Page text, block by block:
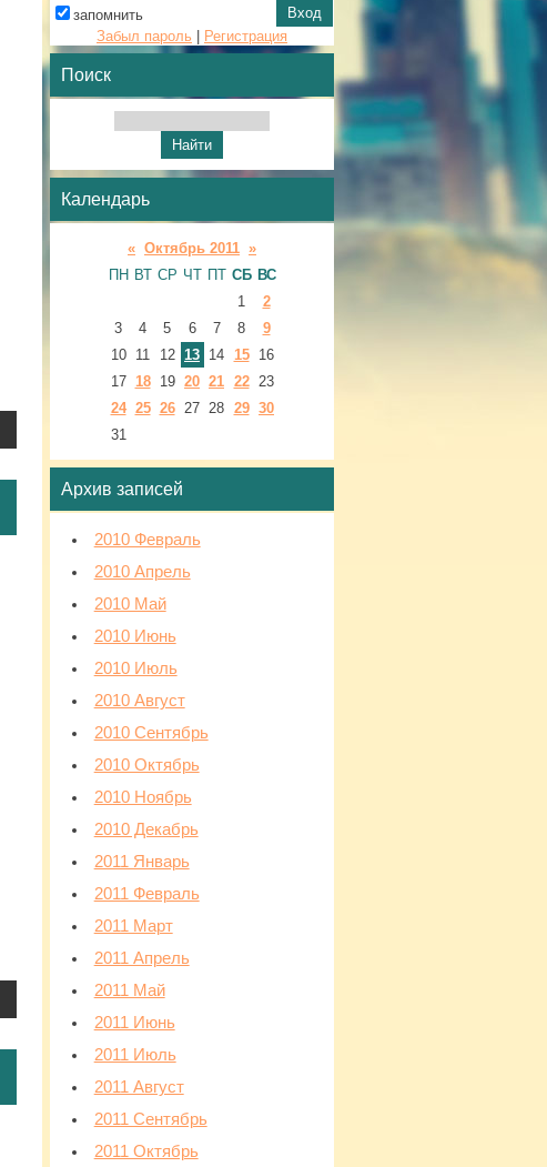
запомнить
Забыл пароль
Регистрация
Поиск
Календарь
« Октябрь 2011 »
ПН ВТ СР ЧТ ПТ СБ ВС
1
2
3
4 5 6 7 8
9
10
11 12 13 14 15
16
17 18 19 20 21 22 23
24 25 26 27 28 29 30
31
Архив записей
2010 Февраль
2010 Апрель
2010 Май
2010 Июнь
2010 Июль
2010 Август
2010 Сентябрь
2010 Октябрь
2010 Ноябрь
2010 Декабрь
2011 Январь
2011 Февраль
2011 Март
2011 Апрель
2011 Май
2011 Июнь
2011 Июль
2011 Август
2011 Сентябрь
2011 Октябрь